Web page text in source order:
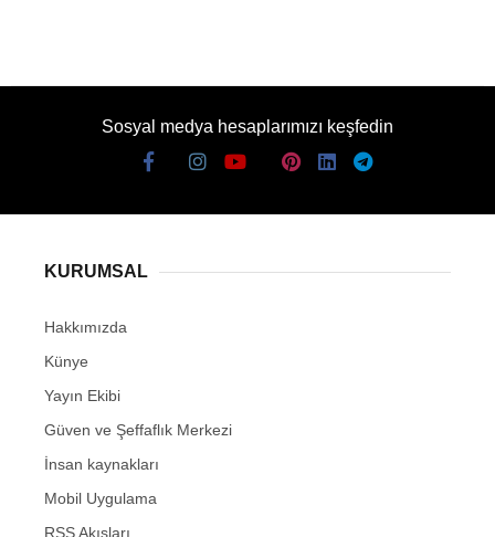
Sosyal medya hesaplarımızı keşfedin
KURUMSAL
Hakkımızda
Künye
Yayın Ekibi
Güven ve Şeffaflık Merkezi
İnsan kaynakları
Mobil Uygulama
RSS Akışları